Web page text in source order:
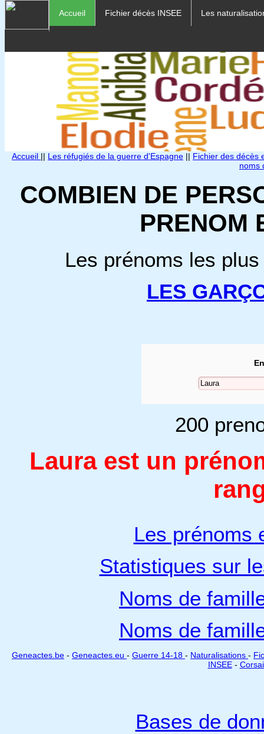
Accueil Fichier décès INSEE Les
Accueil || Les réfugiés de la guerre d'Espagne || Fichier des décès
noms
COMBIEN DE
PRENOM
Les prénoms les
LES
200
Laura est un
Les prénoms
Statistiques sur
Noms de
Noms de
Geneactes.be - Geneactes.eu - Guerre 14-18 - Naturalisations -
INSEE-
Bases de